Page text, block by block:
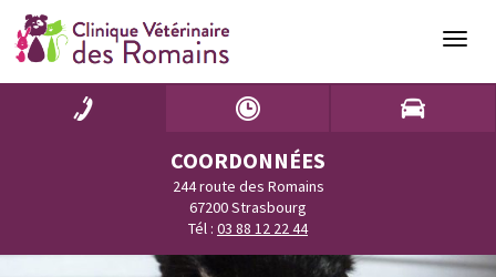
COORDONNÉES
244 route des Romains
67200 Strasbourg
Tél : 03 88 12 22 44